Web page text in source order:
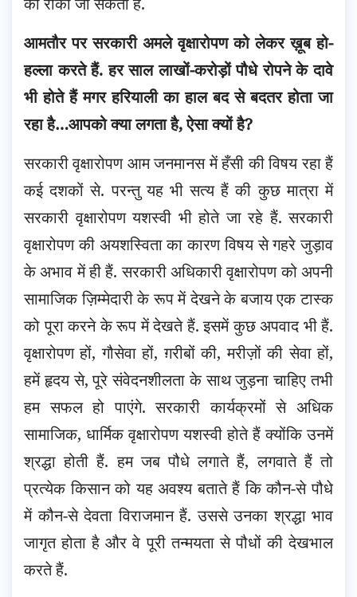
आमतौर पर सरकारी अमले वृक्षारोपण को लेकर ख़ूब हो-
हल्ला करते हैं. हर साल लाखों-करोड़ों पौधे रोपने के दावे
भी होते हैं मगर हरियाली का हाल बद से बदतर होता जा
रहा है…आपको क्या लगता है, ऐसा क्यों है?
सरकारी वृक्षारोपण आम जनमानस में हँसी की विषय रहा हैं
कई दशकों से. परन्तु यह भी सत्य हैं की कुछ मात्रा में
सरकारी वृक्षारोपण यशस्वी भी होते जा रहे हैं. सरकारी
वृक्षारोपण की अयशस्विता का कारण विषय से गहरे जुड़ाव
के अभाव में ही हैं. सरकारी अधिकारी वृक्षारोपण को अपनी
सामाजिक ज़िम्मेदारी के रूप में देखने के बजाय एक टास्क
को पूरा करने के रूप में देखते हैं. इसमें कुछ अपवाद भी हैं.
वृक्षारोपण हों, गौसेवा हों, ग़रीबों की, मरीज़ों की सेवा हों,
हमें हृदय से, पूरे संवेदनशीलता के साथ जुड़ना चाहिए तभी
हम सफल हो पाएंगे. सरकारी कार्यक्रमों से अधिक
सामाजिक, धार्मिक वृक्षारोपण यशस्वी होते हैं क्योंकि उनमें
श्रद्धा होती हैं. हम जब पौधे लगाते हैं, लगवाते हैं तो
प्रत्येक किसान को यह अवश्य बताते हैं कि कौन-से पौधे
में कौन-से देवता विराजमान हैं. उससे उनका श्रद्धा भाव
जागृत होता है और वे पूरी तन्मयता से पौधों की देखभाल
करते हैं.